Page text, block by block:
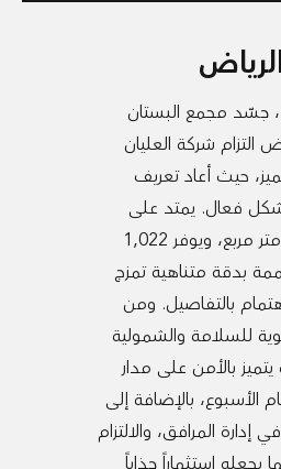
منذ أبريل 2013، جسّد مجمع البستان
التزام شركة العليان
حيث أعاد تعريف
فعال. يمتد على
مساحة 72 ألف متر مربع، ويوفر 1,022
بدقة متناهية تمزج
بالتفاصيل. ومن
للسلامة والشمولية
يتميز بالأمن على مدار
الأسبوع، بالإضافة إلى
المرافق، والالتزام